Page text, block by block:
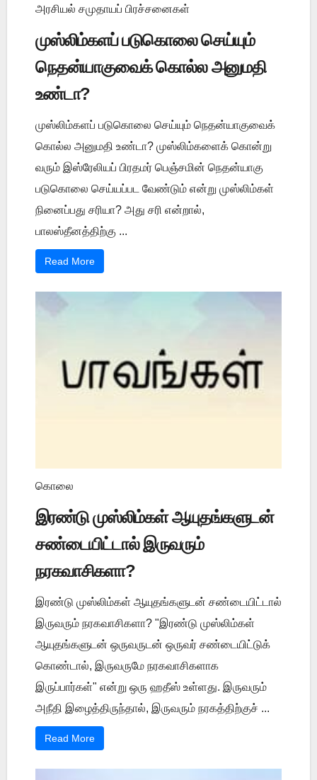
அரசியல் சமுதாயப் பிரச்சனைகள்
முஸ்லிம்களப் படுகொலை செய்யும்
நெதன்யாகுவைக் கொல்ல அனுமதி
உண்டா?
முஸ்லிம்களப் படுகொலை செய்யும் நெதன்யாகுவைக்
கொல்ல அனுமதி உண்டா? முஸ்லிம்களைக் கொன்று
வரும் இஸ்ரேலியப் பிரதமர் பெஞ்சமின் நெதன்யாகு
படுகொலை செய்யப்பட வேண்டும் என்று முஸ்லிம்கள்
நினைப்பது சரியா? அது சரி என்றால்,
பாலஸ்தீனத்திற்கு ...
Read More
கொலை
இரண்டு முஸ்லிம்கள் ஆயுதங்களுடன்
சண்டையிட்டால் இருவரும்
நரகவாசிகளா?
இரண்டு முஸ்லிம்கள் ஆயுதங்களுடன் சண்டையிட்டால்
இருவரும் நரகவாசிகளா? "இரண்டு முஸ்லிம்கள்
ஆயுதங்களுடன் ஒருவருடன் ஒருவர் சண்டையிட்டுக்
கொண்டால், இருவருமே நரகவாசிகளாக
இருப்பார்கள்" என்று ஒரு ஹதீஸ் உள்ளது. இருவரும்
அநீதி இழைத்திருந்தால், இருவரும் நரகத்திற்குச் ...
Read More